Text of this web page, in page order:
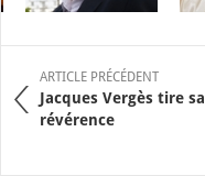
ARTICLE PRÉCÉDENT
Jacques Vergès tire sa
révérence